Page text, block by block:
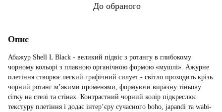
До обраного
Опис
Абажур Shell L Black - великий підвіс з ротангу в глибокому
чорному кольорі з плавною органічною формою «мушлі». Ажурне
плетіння створює легкий графічний силует - світло проходить крізь
чорний ротанг м’якими променями, формуючи виразну тіньову
сітку на стелі та стінах. Контрастний чорний колір підкреслює
текстуру плетіння і додає інтер’єру сучасного boho, japandi та wabi-